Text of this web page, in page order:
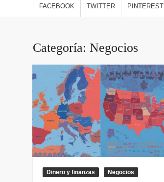
FACEBOOK TWITTER PINTEREST
Categoría:Negocios
Dinero y finanzas Negocios